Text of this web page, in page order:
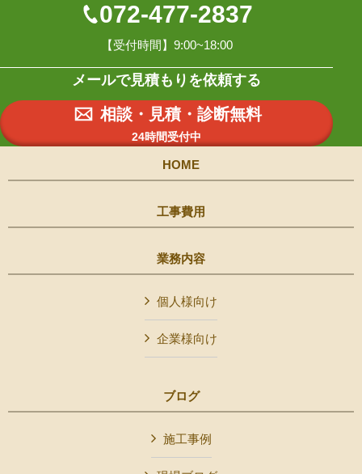
072-477-2837
【受付時間】9:00~18:00
メールで見積もりを依頼する
相談・見積・診断無料
24時間受付中
HOME
工事費用
業務内容
個人様向け
企業様向け
ブログ
施工事例